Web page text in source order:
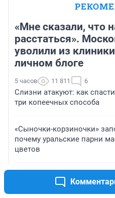
«Мне сказали, что
расстаться».
уволили из
личном блоге
5 часов 11 811 6
Слизни атакуют: как
три копеечных способа
«Сыночки-корзиночки»
почему уральские парни
цветов
Участницу шоу «Мама в
в домогательствах к